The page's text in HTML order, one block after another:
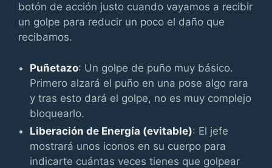
botón de acción justo cuando vayamos a recibir
un golpe para reducir un poco el daño que
recibamos.
Puñetazo: Un golpe de puño muy básico.
Primero alzará el puño en una pose algo rara
y tras esto dará el golpe, no es muy complejo
bloquearlo.
Liberación de Energía (evitable): El jefe
mostrará unos iconos en su cuerpo para
indicarte cuántas veces tienes que golpear